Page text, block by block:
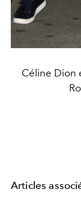
Céline Dion
Articles